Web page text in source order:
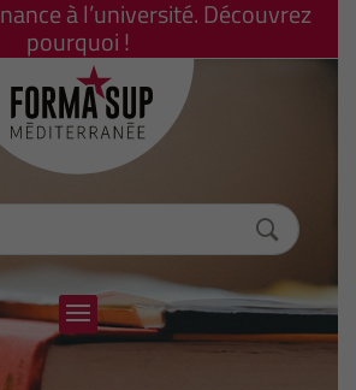
à l’université. Découvrez
pourquoi !